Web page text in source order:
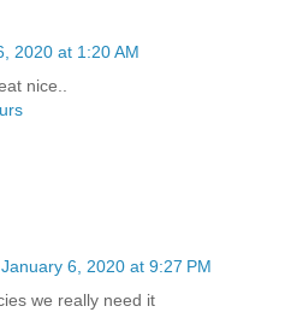
2020 at 1:20 AM
nice..
January 6, 2020 at 9:27 PM
we really need it